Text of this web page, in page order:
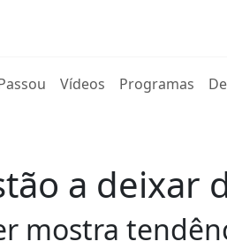
Vídeos Programas
a deixar
mostra